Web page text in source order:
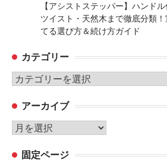
【アシストステッパー】ハンド
ツイスト・天然木まで徹底分類
てる選び方＆続け方ガイド
カテゴリー
カ
ゴ
リ
ー
アーカイブ
ア
カ 固定ページ